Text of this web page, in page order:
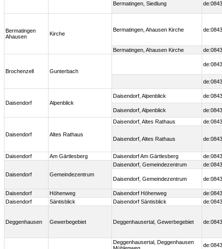
Bermatingen, Siedlung
Bermatingen
Ahausen
Kirche
Bermatingen, Ahausen Kirche
Bermatingen, Ahausen Kirche
Brochenzell Gunterbach
Daisendorf Alpenblick
Daisendorf, Alpenblick
Daisendorf, Alpenblick
Daisendorf Altes Rathaus
Daisendorf, Altes Rathaus
Daisendorf, Altes Rathaus
Daisendorf Am Gärtlesberg Daisendorf Am Gärtlesberg
Daisendorf Gemeindezentrum
Daisendorf, Gemeindezentrum
Daisendorf, Gemeindezentrum
Daisendorf Höhenweg Daisendorf Höhenweg
Daisendorf
Säntisblick Daisendorf Säntisblick
Deggenhausen Gewerbegebiet Deggenhausertal, Gewerbegebiet
Deggenhausertal, Deggenhausen